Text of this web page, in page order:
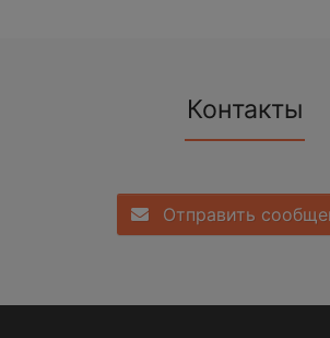
Контакты
Отправить